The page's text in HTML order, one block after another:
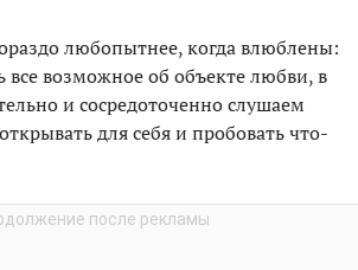
любопытнее, когда влюблены:
все возможное об объекте любви, в
и сосредоточенно слушаем
для себя и пробовать что-